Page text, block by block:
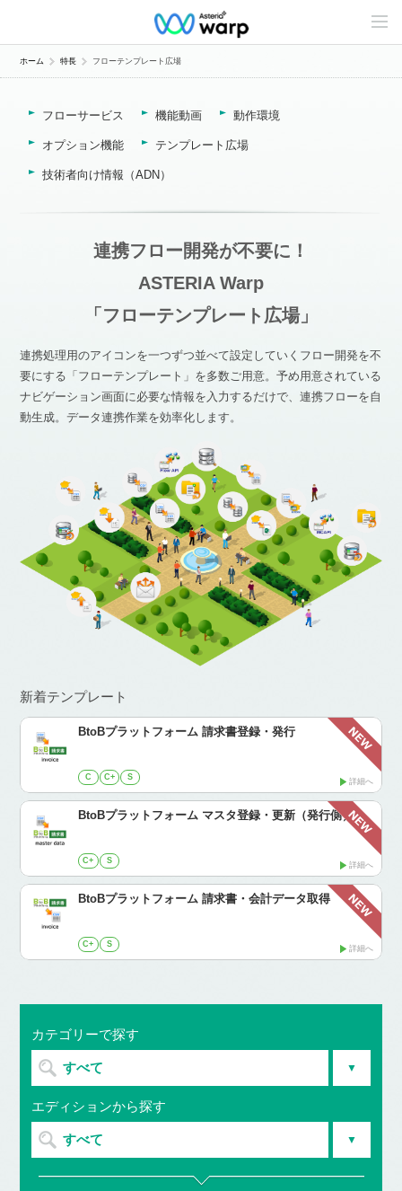
C
n
e
ホーム 特長 フローテンプレート広場
フローサービス 機能動画 動作環境
オプション機能 テンプレート広場
技術者向け情報（ADN）
連携フロー開発が不要に！
ASTERIA Warp
「フローテンプレート 広場」
連携処理用のアイコンを一つずつ並べて設定していくフロー開発を不
要にする「フローテンプレート」を多数ご用意。予め用意されている
ナビゲーション画面に必要な情報を入力するだけで、連携フローを自
動生成。データ連携作業を効率化します。
新着テンプレート
BtoBプラットフォーム 請求書登録・発行
C C+ S 詳細へ
BtoBプラットフォーム マスタ登録・更新（発行側）
C+ S 詳細へ
BtoBプラットフォーム 請求書・会計データ取得
C+ S 詳細へ
カテゴリーで探す
すべて
エディションから探す
すべて